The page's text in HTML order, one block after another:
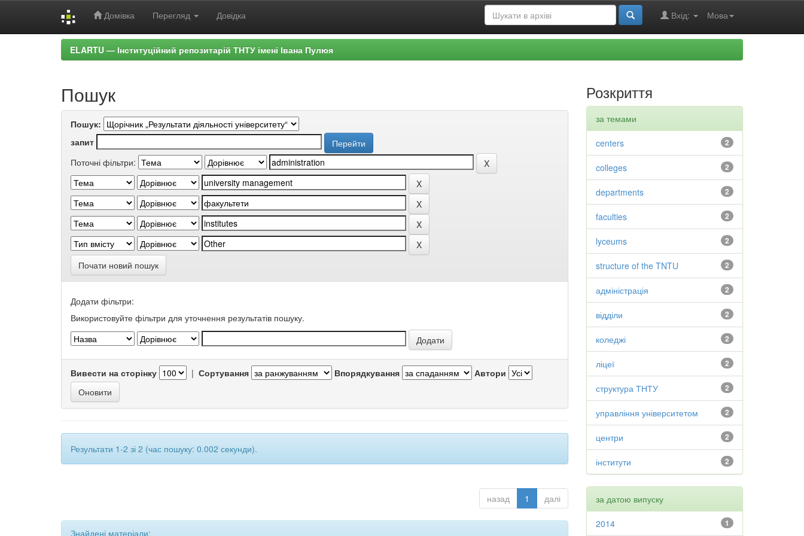
Домівка Перегляд Довідка Мова
Вхід:
ELARTU — Інституційний репозитарій ТНТУ імені Івана Пулюя
Пошук
Пошук:
запит
Поточні фільтри:
Почати новий пошук
Додати фільтри:
Використовуйте фільтри для уточнення результатів пошуку.
Вивести на сторінку | Сортування Впорядкування Автори
Результати 1-2 зі 2 (час пошуку: 0.002 секунди).
назад 1 далі
Знайдені матеріали:
Розкриття
за темами
2
centers
2
colleges
2
departments
2
faculties
2
lyceums
2
structure of the TNTU
2
адміністрація
2
відділи
2
коледжі
2
ліцеї
2
структура ТНТУ
2
управління університетом
2
центри
2
інститути
за датою випуску
1
2014